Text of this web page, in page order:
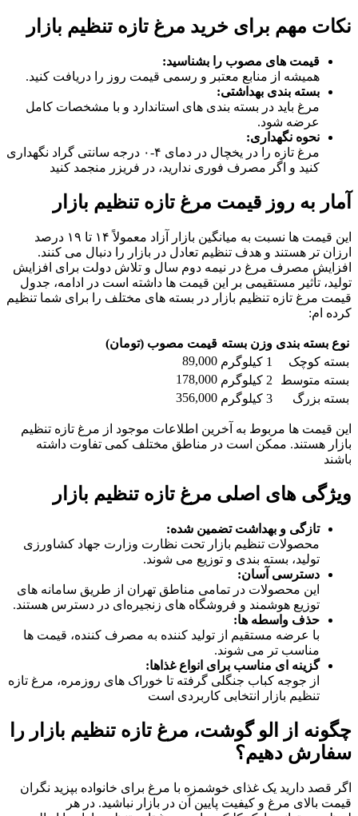
نکات مهم برای خرید مرغ تازه تنظیم بازار
قیمت‌ های مصوب را بشناسید:
همیشه از منابع معتبر و رسمی قیمت روز را دریافت کنید.
بسته‌ بندی بهداشتی:
مرغ باید در بسته‌ بندی‌ های استاندارد و با مشخصات کامل
عرضه شود.
نحوه نگهداری:
مرغ تازه را در یخچال در دمای ۴-۰ درجه سانتی‌ گراد نگهداری
کنید و اگر مصرف فوری ندارید، در فریزر منجمد کنید
آمار به‌ روز قیمت مرغ تازه تنظیم بازار
این قیمت‌ ها نسبت به میانگین بازار آزاد معمولاً ۱۴ تا ۱۹ درصد
ارزان‌ تر هستند و هدف تنظیم تعادل در بازار را دنبال می‌ کنند.
افزایش مصرف مرغ در نیمه دوم سال و تلاش دولت برای افزایش
تولید، تأثیر مستقیمی بر این قیمت‌ ها داشته است در ادامه، جدول
قیمت مرغ تازه تنظیم بازار در بسته‌ های مختلف را برای شما تنظیم
کرده‌ ام:
نوع بسته‌ بندی وزن بسته قیمت مصوب (تومان)
بسته کوچک
1 کیلوگرم
89,000
بسته متوسط
2 کیلوگرم
178,000
بسته بزرگ
3 کیلوگرم 356,000
این قیمت‌ ها مربوط به آخرین اطلاعات موجود از مرغ تازه تنظیم
بازار هستند. ممکن است در مناطق مختلف کمی تفاوت داشته
باشند​
ویژگی‌ های اصلی مرغ تازه تنظیم بازار
تازگی و بهداشت تضمین‌ شده:
محصولات تنظیم بازار تحت نظارت وزارت جهاد کشاورزی
تولید، بسته‌ بندی و توزیع می‌ شوند.
دسترسی آسان:
این محصولات در تمامی مناطق تهران از طریق سامانه‌ های
توزیع هوشمند و فروشگاه‌ های زنجیره‌ای در دسترس هستند.
حذف واسطه‌ ها:
با عرضه مستقیم از تولید کننده به مصرف‌ کننده، قیمت‌ ها
مناسب تر می‌ شوند.
گزینه‌ ای مناسب برای انواع غذاها:
از جوجه‌ کباب جنگلی گرفته تا خوراک‌ های روزمره، مرغ تازه
تنظیم بازار انتخابی کاربردی است​
چگونه از الو گوشت، مرغ تازه تنظیم بازار را
سفارش دهیم؟
اگر قصد دارید یک غذای خوشمزه با مرغ برای خانواده‌ بپزید نگران
قیمت بالای مرغ و کیفیت پایین آن در بازار نباشید. در هر